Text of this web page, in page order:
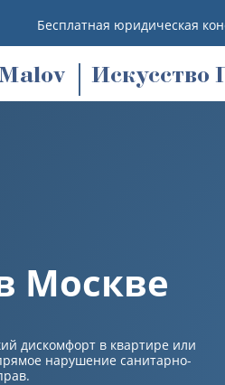
Бесплатная юридическая
alov Искусство
Москве
дискомфорт в квартире или
нарушение санитарно-